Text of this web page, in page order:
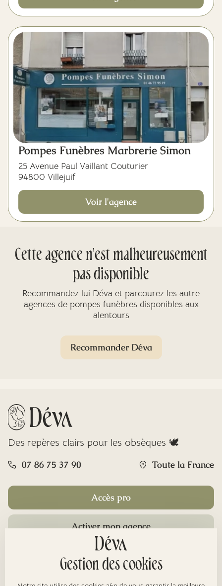
Pompes Funèbres Marbrerie Simon
25 Avenue Paul Vaillant Couturier
94800 Villejuif
Voir l'agence
Cette agence n'est malheureusement
pas disponible
Recommandez lui Déva et parcourez les autre
agences de pompes funèbres disponibles aux
alentours
Recommander Déva
Des repères clairs pour les obsèques 🕊️
07 86 75 37 90 Toute la France
Accès pro
Activer mon agence
Gestion des cookies